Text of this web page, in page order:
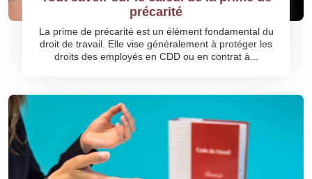
précarité
La prime de précarité est un élément fondamental du
droit de travail. Elle vise généralement à protéger les
droits des employés en CDD ou en contrat à...